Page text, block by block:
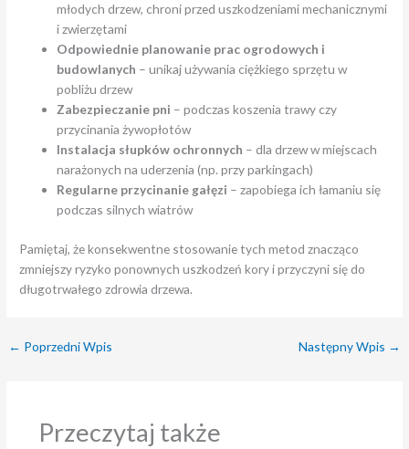
młodych drzew, chroni przed uszkodzeniami mechanicznymi
i zwierzętami
Odpowiednie planowanie prac ogrodowych i
budowlanych – unikaj używania ciężkiego sprzętu w
pobliżu drzew
Zabezpieczanie pni – podczas koszenia trawy czy
przycinania żywopłotów
Instalacja słupków ochronnych – dla drzew w miejscach
narażonych na uderzenia (np. przy parkingach)
Regularne przycinanie gałęzi – zapobiega ich łamaniu się
podczas silnych wiatrów
Pamiętaj, że konsekwentne stosowanie tych metod znacząco
zmniejszy ryzyko ponownych uszkodzeń kory i przyczyni się do
długotrwałego zdrowia drzewa.
← Poprzedni Wpis Następny Wpis →
Przeczytaj także